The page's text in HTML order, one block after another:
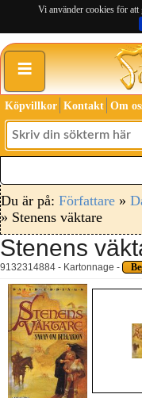
Vi använder cookies för att
≡
Köpvillkor Kontakt Om
Du är på: Författare »
» Stenens väktare
Stenens
9132314884 - Kartonnage -